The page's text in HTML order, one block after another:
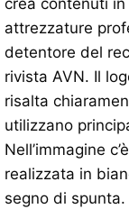
crea contenuti
attrezzature
detentore del
rivista AVN. Il
risalta
utilizzano
Nell’immagine
realizzata in
segno di